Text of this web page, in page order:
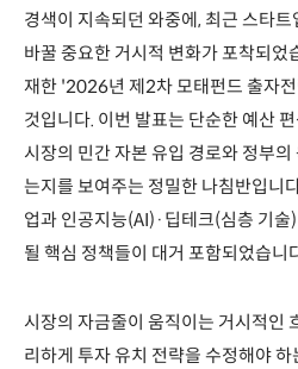
경색이 지속되던 와중에, 최근 스타
바꿀 중요한 거시적 변화가 포착되었
재한 '2026년 제2차 모태펀드 출자
것입니다. 이번 발표는 단순한 예산
시장의 민간 자본 유입 경로와 정부
는지를 보여주는 정밀한 나침반입니
업과 인공지능(AI)·딥테크(심층 기
될 핵심 정책들이 대거 포함되었습니
시장의 자금줄이 움직이는 거시적인
리하게 투자 유치 전략을 수정해야